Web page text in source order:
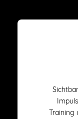
Training